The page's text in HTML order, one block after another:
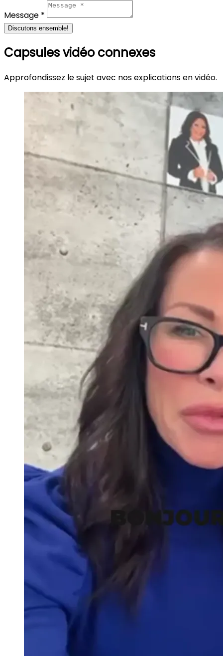
Message *
Discutons ensemble!
Capsules vidéo connexes
Approfondissez le sujet avec nos explications en vidéo.